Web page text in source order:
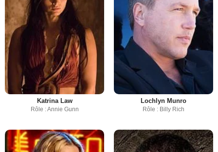
Katrina Law
Rôle : Annie Gunn
Lochlyn Munro
Rôle : Billy Rich